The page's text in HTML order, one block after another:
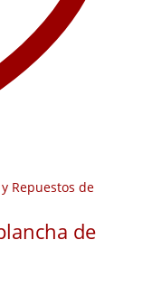
Repuestos de
de